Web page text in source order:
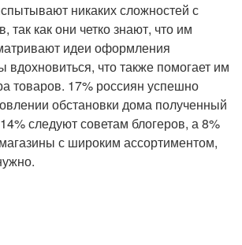
никаких сложностей с
так как они четко знают, что им
идеи оформления
вдохновиться, что также помогает им
товаров. 17% россиян успешно
обстановки дома полученный
следуют советам блогеров, а 8%
с широким ассортиментом,